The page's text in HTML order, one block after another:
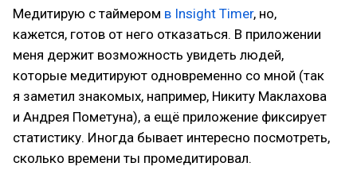
Медитирую с таймером в Insight Timer, но,
кажется, готов от него отказаться. В приложении
меня держит возможность увидеть людей,
которые медитируют одновременно со мной (так
я заметил знакомых, например, Никиту Маклахова
и Андрея Пометуна), а ещё приложение фиксирует
статистику. Иногда бывает интересно посмотреть,
сколько времени ты промедитировал.